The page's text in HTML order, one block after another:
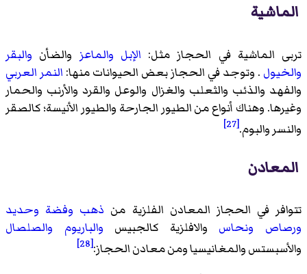
الماشية
تربى الماشية في الحجاز مثل: الإبل والماعز والضأن والبقر
والخيول . وتوجد في الحجاز بعض الحيوانات منها: النمر العربي
والفهد والذئب والثعلب والغزال والوعل والقرد والأرنب والحمار
وغيرها. وهناك أنواع من الطيور الجارحة والطيور الأنيسة؛ كالصقر
والنسر والبوم.[27]
المعادن
تتوافر في الحجاز المعادن الفلزية من ذهب وفضة وحديد
ورصاص
ونحاس والافلزية كالجبيس والباريوم
والصلصال
والأسبستس والمغانيسيا ومن معادن الحجاز:[28]